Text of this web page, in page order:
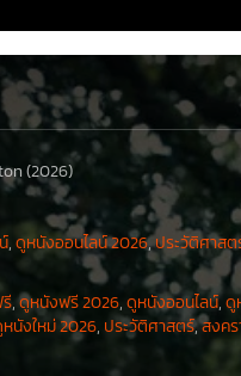
(2026)
,ดูหนังออนไลน์ 2026,ประวัติศาส
,ดูหนังฟรี 2026,ดูหนังออนไลน์,ดู
นังใหม่ 2026, ประวัติศาสตร์,สงค